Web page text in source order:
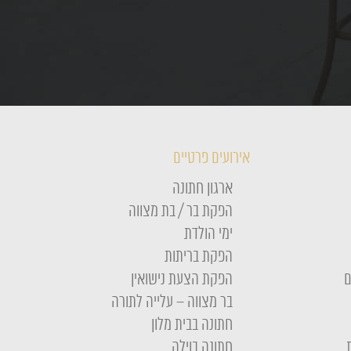
אירועים פרטיים
ארגון חתונה
הפקת בר / בת מצווה
ימי הולדת
הפקת בריתות
הפקת הצעת נישואין
בר מצווה – עלייה לתורה
חתונה בבית מלון